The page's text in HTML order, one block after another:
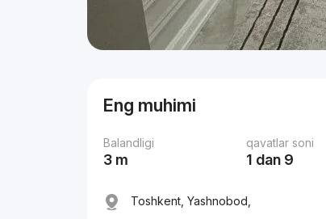
Eng muhimi
Balandligi
3 m
qavatlar soni
1 dan 9
Toshkent, Yashnobod,